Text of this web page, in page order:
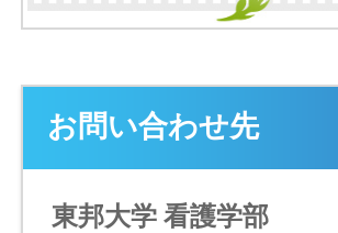
お問い合わせ先
東邦大学 看護学部